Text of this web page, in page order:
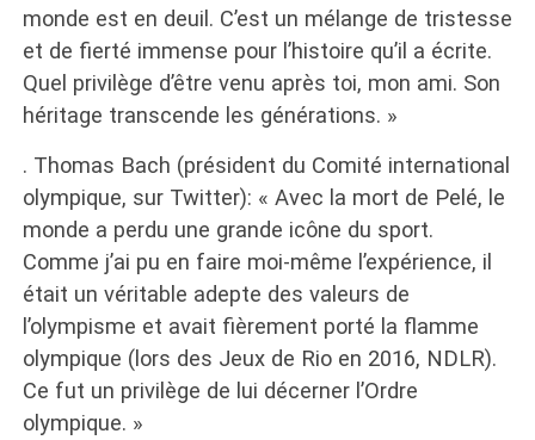
monde est en deuil. C’est un mélange de tristesse
et de fierté immense pour l’histoire qu’il a écrite.
Quel privilège d’être venu après toi, mon ami. Son
héritage transcende les générations. »
. Thomas Bach (président du Comité international
olympique, sur Twitter): « Avec la mort de Pelé, le
monde a perdu une grande icône du sport.
Comme j’ai pu en faire moi-même l’expérience, il
était un véritable adepte des valeurs de
l’olympisme et avait fièrement porté la flamme
olympique (lors des Jeux de Rio en 2016, NDLR).
Ce fut un privilège de lui décerner l’Ordre
olympique. »